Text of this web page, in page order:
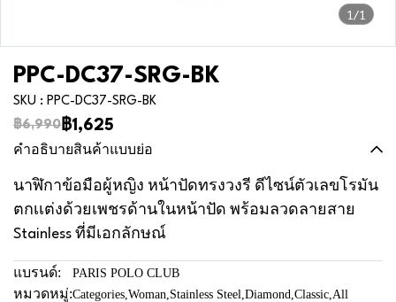
1/1
PPC-DC37-SRG-BK
SKU : PPC-DC37-SRG-BK
฿6,990 ฿1,625
คำอธิบายสินค้าแบบย่อ
นาฬิกาข้อมือผู้หญิง หน้าปัดทรงวงรี ดีไซน์ตัวเลขโรมัน
ตกเเต่งด้วยเพชรด้านในหน้าปัด พร้อมลวดลายสาย
Stainless ที่มีเอกลักษณ์
แบรนด์: PARIS POLO CLUB
หมวดหมู่:Categories,Woman,Stainless Steel,Diamond,Classic,All